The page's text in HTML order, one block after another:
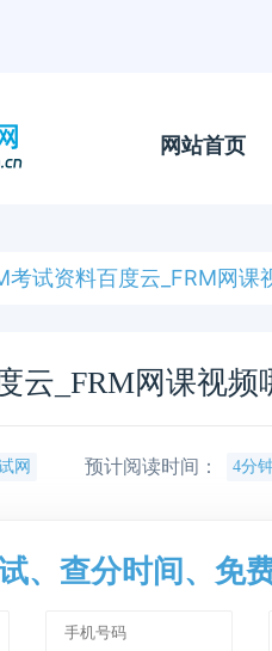
网站首页
考试资料百度云_FRM网课
云_FRM网课视频
网 预计阅读时间： 4分
、查分时间、免